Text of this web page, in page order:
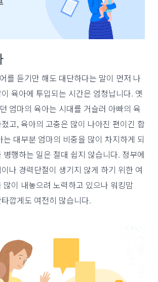
를 듣기만 해도 대단하다는 말이 먼저 나
육아에 투입되는 시간은 엄청납니다. 옛
엄마의 육아는 시대를 거슬러 아빠의 육
고, 육아의 고충은 많이 나아진 편이긴 합
는 대부분 엄마의 비중을 많이 차지하게 되
병행하는 일은 절대 쉽지 않습니다. 정부에
나 경력단절이 생기지 않게 하기 위한 여
많이 내놓으려 노력하고 있으나 워킹맘
깝게도 여전히 많습니다.